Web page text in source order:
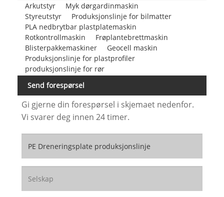
Arkutstyr
Myk dørgardinmaskin
Styreutstyr
Produksjonslinje for bilmatter
PLA nedbrytbar plastplatemaskin
Rotkontrollmaskin
Frøplantebrettmaskin
Blisterpakkemaskiner
Geocell maskin
Produksjonslinje for plastprofiler
produksjonslinje for rør
Send forespørsel
Gi gjerne din forespørsel i skjemaet nedenfor.
Vi svarer deg innen 24 timer.